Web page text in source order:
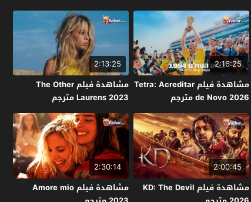
2:16:25
مشاهدة فيلم Tetra: Acreditar
de Novo 2026 مترجم
2:13:25
مشاهدة فيلم The Other
Laurens 2023 مترجم
2:00:45
مشاهدة فيلم KD: The Devil
2:30:14
مشاهدة فيلم Amore mio